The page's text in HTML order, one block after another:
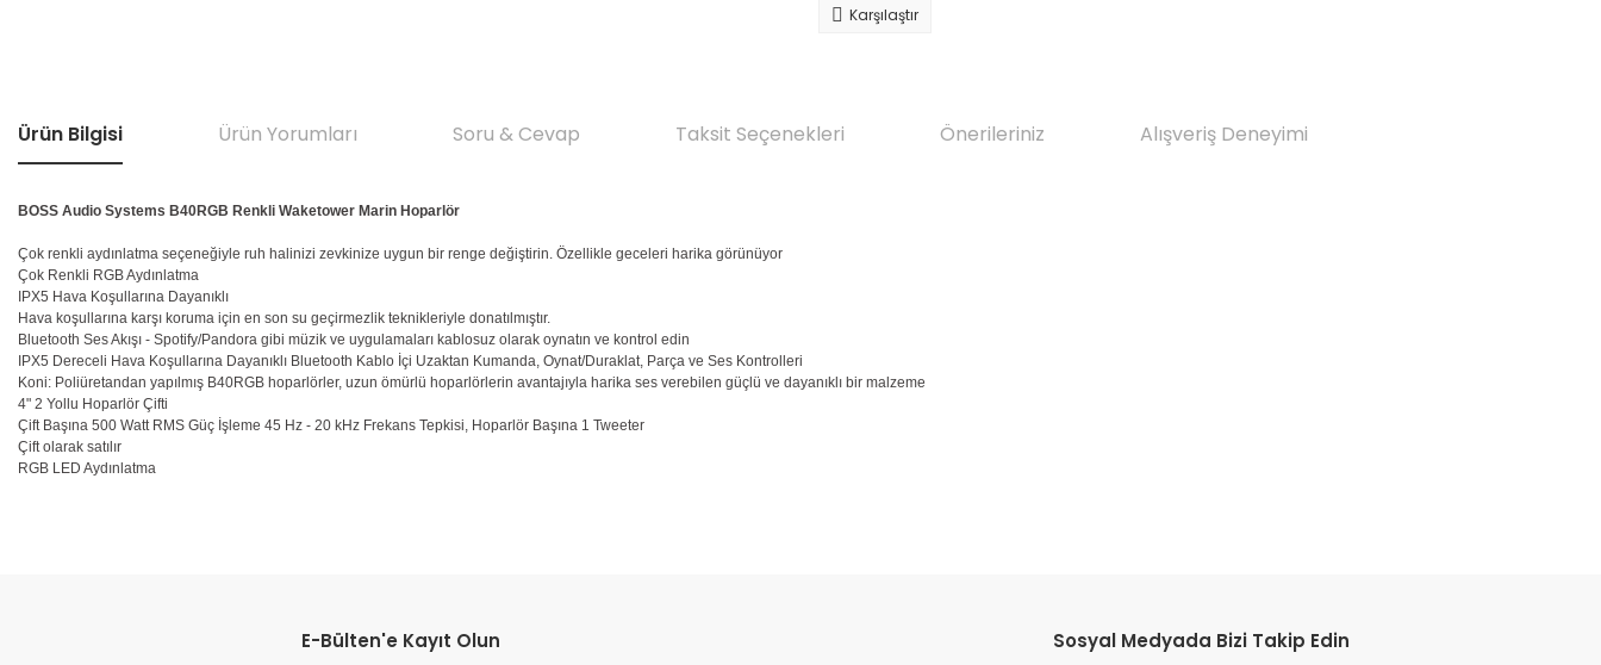
Karşılaştır
Ürün Bilgisi Ürün Yorumları Soru & Cevap Taksit Seçenekleri Önerileriniz Alışveriş Deneyimi
BOSS Audio Systems B40RGB Renkli Waketower Marin Hoparlör
Çok renkli aydınlatma seçeneğiyle ruh halinizi zevkinize uygun bir renge değiştirin. Özellikle geceleri harika görünüyor
Çok Renkli RGB Aydınlatma
IPX5 Hava Koşullarına Dayanıklı
Hava koşullarına karşı koruma için en son su geçirmezlik teknikleriyle donatılmıştır.
Bluetooth Ses Akışı - Spotify/Pandora gibi müzik ve uygulamaları kablosuz olarak oynatın ve kontrol edin
IPX5 Dereceli Hava Koşullarına Dayanıklı Bluetooth Kablo İçi Uzaktan Kumanda, Oynat/Duraklat, Parça ve Ses Kontrolleri
Koni: Poliüretandan yapılmış B40RGB hoparlörler, uzun ömürlü hoparlörlerin avantajıyla harika ses verebilen güçlü ve dayanıklı bir malzeme
4" 2 Yollu Hoparlör Çifti
Çift Başına 500 Watt RMS Güç İşleme 45 Hz - 20 kHz Frekans Tepkisi, Hoparlör Başına 1 Tweeter
Çift olarak satılır
RGB LED Aydınlatma
Ürün resmi kalitesiz, bozuk veya görüntülenemiyor.
E-Bülten'e Kayıt Olun Sosyal Medyada Bizi Takip Edin